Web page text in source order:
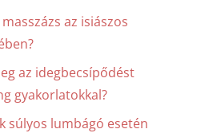
az isiászos
az idegbecsípődést
gyakorlatokkal?
súlyos lumbágó esetén